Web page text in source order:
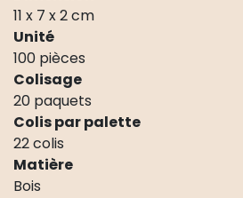
11 x 7 x 2 cm
Unité
100 pièces
Colisage
20 paquets
Colis par palette
22 colis
Matière
Bois